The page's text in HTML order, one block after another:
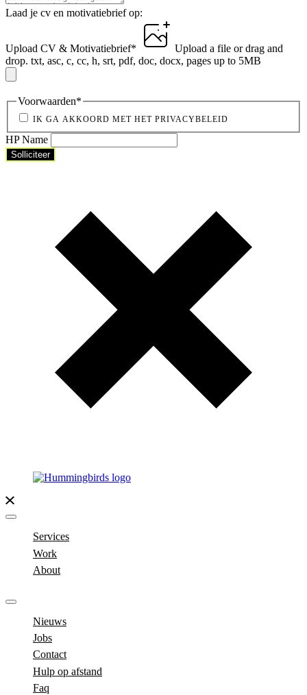
Laad je cv en motivatiebrief op:
Upload CV & Motivatiebrief* Upload a file or drag and
drop. txt, asc, c, cc, h, srt, pdf, doc, docx, pages up to 5MB
Voorwaarden*
IK GA AKKOORD MET HET PRIVACYBELEID
HP Name
Solliciteer
Services
Work
About
Nieuws
Jobs
Contact
Hulp op afstand
Faq